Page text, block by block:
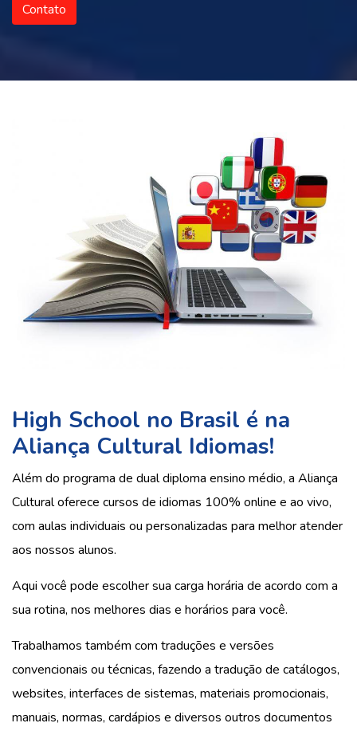
Contato
High School no Brasil é na
Aliança Cultural Idiomas!
Além do programa de dual diploma ensino médio, a Aliança
Cultural oferece cursos de idiomas 100% online e ao vivo,
com aulas individuais ou personalizadas para melhor atender
aos nossos alunos.
Aqui você pode escolher sua carga horária de acordo com a
sua rotina, nos melhores dias e horários para você.
Trabalhamos também com traduções e versões
convencionais ou técnicas, fazendo a tradução de catálogos,
websites, interfaces de sistemas, materiais promocionais,
manuais, normas, cardápios e diversos outros documentos